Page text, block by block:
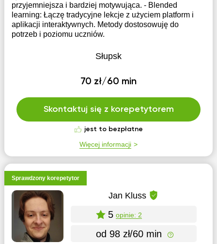
przyjemniejsza i bardziej motywująca. - Blended
learning: Łączę tradycyjne lekcje z użyciem platform i
aplikacji interaktywnych. Metody dostosowuję do
potrzeb i poziomu uczniów.
Słupsk
70 zł/60 min
Skontaktuj się z korepetytorem
jest to bezpłatne
Więcej informacji
Sprawdzony korepetytor
Jan Kluss
5 opinie: 2
od 98 zł/60 min